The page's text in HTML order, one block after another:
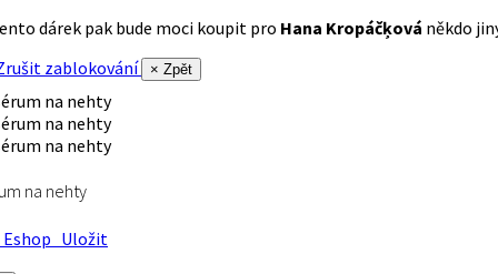
dárek pak bude moci koupit pro Hana Kropáčķová někdo
zablokování
× Zpět
na nehty
Uložit